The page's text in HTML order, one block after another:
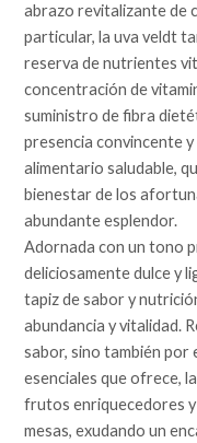
abrazo revitalizante de
particular, la uva veldt
reserva de nutrientes
concentración de
suministro de fibra
presencia convincente
alimentario saludable,
bienestar de los
abundante esplendor.
Adornada con un tono
deliciosamente dulce y
tapiz de sabor y
abundancia y vitalidad.
sabor, sino también
esenciales que ofrece,
frutos enriquecedores
mesas, exudando un